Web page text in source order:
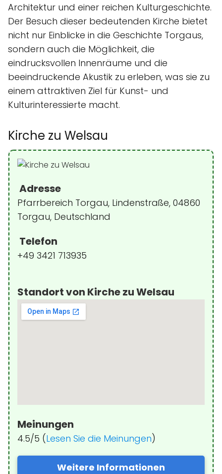
Architektur und einer reichen Kulturgeschichte.
Der Besuch dieser bedeutenden Kirche bietet
nicht nur Einblicke in die Geschichte Torgaus,
sondern auch die Möglichkeit, die
eindrucksvollen Innenräume und die
beeindruckende Akustik zu erleben, was sie zu
einem attraktiven Ziel für Kunst- und
Kulturinteressierte macht.
Kirche zu Welsau
Adresse
Pfarrbereich Torgau, Lindenstraße, 04860
Torgau, Deutschland
Telefon
+49 3421 713935
Standort von Kirche zu Welsau
Meinungen
4.5/5 (Lesen Sie die Meinungen)
Weitere Informationen